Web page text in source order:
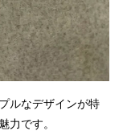
ルなデザインが特
力です。